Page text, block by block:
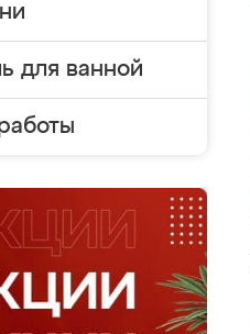
для ванной